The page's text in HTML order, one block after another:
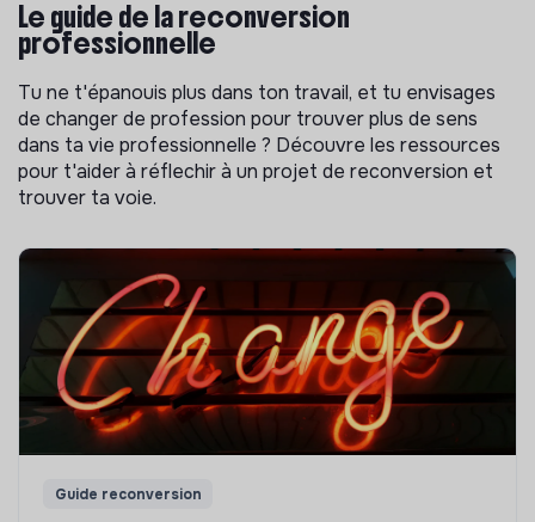
Le guide de la reconversion
professionnelle
Tu ne t'épanouis plus dans ton travail, et tu envisages
de changer de profession pour trouver plus de sens
dans ta vie professionnelle ? Découvre les ressources
pour t'aider à réflechir à un projet de reconversion et
trouver ta voie.
Guide reconversion